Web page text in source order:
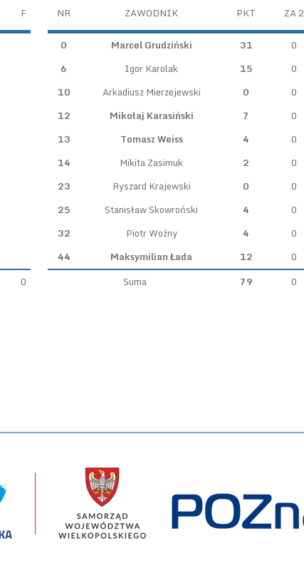
F
0
NR ZAWODNIK PKT ZA 2
0 Marcel Grudziński 31 0
6
Igor Karolak 15 0
10
Arkadiusz Mierzejewski 0 0
12
Mikołaj Karasiński 7 0
13
Tomasz Weiss 4 0
14
Mikita Zasimuk 2 0
23
Ryszard Krajewski 0 0
25
Stanisław Skowroński 4 0
32
Piotr Woźny 4 0
44
Maksymilian Łada 12 0
Suma
79 0